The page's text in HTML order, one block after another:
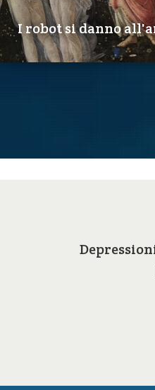
I robot si danno